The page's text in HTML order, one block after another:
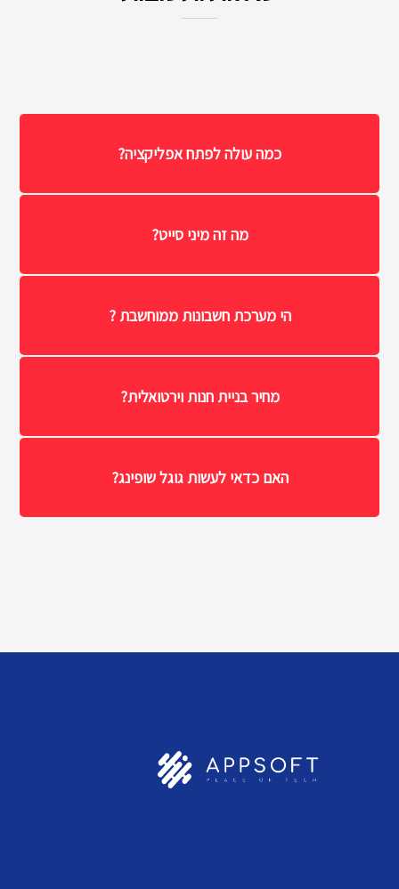
כמה עולה לפתח אפליקציה?
מה זה מיני סייט?
הי מערכת חשבונות ממוחשבת ?
מחיר בניית חנות וירטואלית?
האם כדאי לעשות גוגל שופינג?